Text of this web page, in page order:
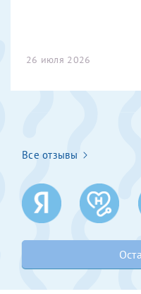
26 июля 2026
Все отзывы
Телефон*